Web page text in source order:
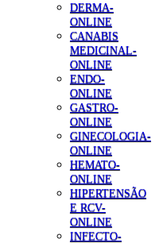
DERMA-
ONLINE
CANABIS
MEDICINAL-
ONLINE
ENDO-
ONLINE
GASTRO-
ONLINE
GINECOLOGIA-
ONLINE
HEMATO-
ONLINE
HIPERTENSÃO
E RCV-
ONLINE
INFECTO-